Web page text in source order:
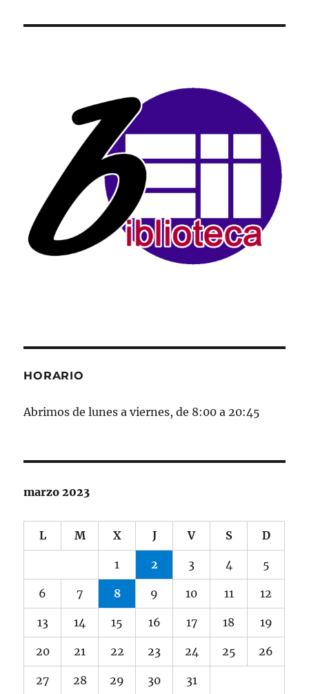
HORARIO
Abrimos de lunes a viernes, de 8:00 a 20:45
marzo 2023
L M X J V S D
1 2 3 4 5
6 7 8 9 10 11 12
13 14 15 16 17 18 19
20 21 22 23 24 25 26
27 28 29 30 31